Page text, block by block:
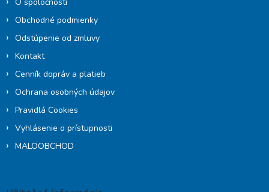
O spoločnosti
Obchodné podmienky
Odstúpenie od zmluvy
Kontakt
Cenník dopráv a platieb
Ochrana osobných údajov
Pravidlá Cookies
Vyhlásenie o prístupnosti
MALOOBCHOD